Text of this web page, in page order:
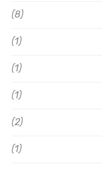
(8)
(1)
(1)
(1)
(2)
(1)